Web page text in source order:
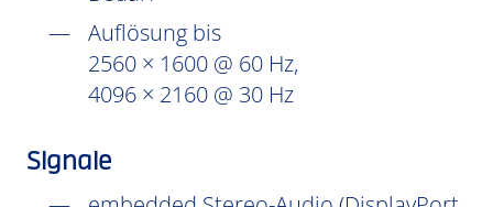
Auflösung bis
2560 × 1600 @ 60 Hz,
4096 × 2160 @ 30 Hz
Signale